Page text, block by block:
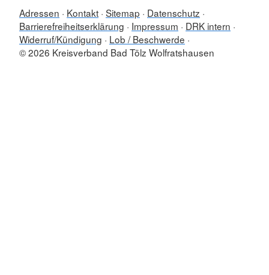
Adressen Kontakt Sitemap
Datenschutz
Barrierefreiheitserklärung
Impressum
DRK intern
Widerruf/Kündigung
Lob / Beschwerde
© 2026 Kreisverband Bad Tölz Wolfratshausen